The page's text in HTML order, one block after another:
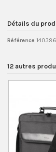
Détails du
Référence 140396
12 autres